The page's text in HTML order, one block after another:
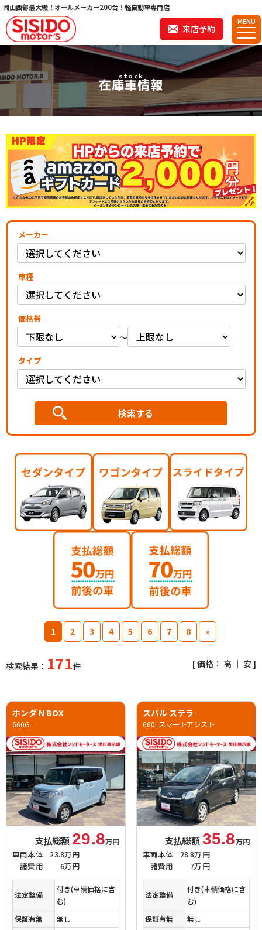
岡山西部最大級！オールメーカー200台！軽自動車専門店
来店予約
MENU
stock
在庫車情報
メーカー
車種
価格帯
～
タイプ
1 2 3 4 5 6 7 8 »
検索結果： 171件 [ 価格： 高 ｜ 安]
ホンダ N BOX
660G
支払総額 29.8万円
車両本体
23.8万円
諸費用
6万円
法定整備
付き(車輌価格に含
む)
保証有無
無し
スバル ステラ
660Lスマートアシスト
支払総額35.8万円
車両本体
28.8万円
諸費用
7万円
法定整備
付き(車輌価格に含
む)
保証有無
無し